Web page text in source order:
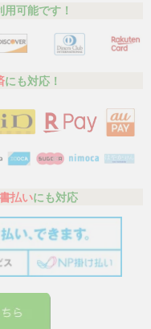
可能です！
にも対応！
払いにも対応